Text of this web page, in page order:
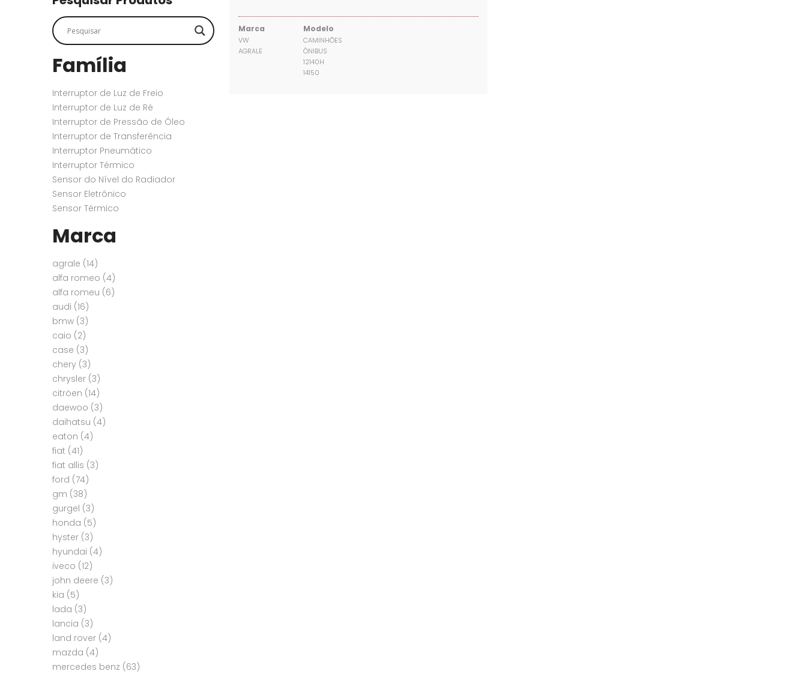
Família
Interruptor de Luz de Freio
Interruptor de Luz de Ré
Interruptor de Pressão de Óleo
Interruptor de Transferência
Interruptor Pneumático
Interruptor Térmico
Sensor do Nível do Radiador
Sensor Eletrônico
Sensor Térmico
Marca
agrale (14)
alfa romeo (4)
alfa romeu (6)
audi (16)
bmw (3)
caio (2)
case (3)
chery (3)
chrysler (3)
citröen (14)
daewoo (3)
daihatsu (4)
eaton (4)
fiat (41)
fiat allis (3)
ford (74)
gm (38)
gurgel (3)
honda (5)
hyster (3)
hyundai (4)
iveco (12)
john deere (3)
kia (5)
lada (3)
lancia (3)
land rover (4)
mazda (4)
mercedes benz (63)
Marca
VW
AGRALE
Modelo
CAMINHÕES
ÔNIBUS
12140H
14150